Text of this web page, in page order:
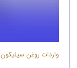
واردات روغن سیلیکون